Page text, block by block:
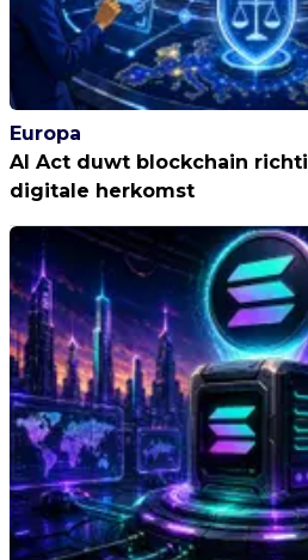
Europa
AI Act duwt blockchain
digitale herkomst